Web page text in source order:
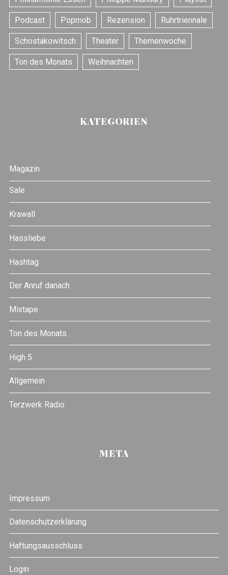
Podcast Popmob Rezension Ruhrtriennale
Schostakowitsch Theater Themenwoche
Ton des Monats Weihnachten
KATEGORIEN
Magazin
Sale
Krawall
Hassliebe
Hashtag
Der Anruf danach
Mixtape
Ton des Monats
High 5
Allgemein
Terzwerk Radio
META
Impressum
Datenschutzerklärung
Haftungsausschluss
Login
h
f
o
r
: